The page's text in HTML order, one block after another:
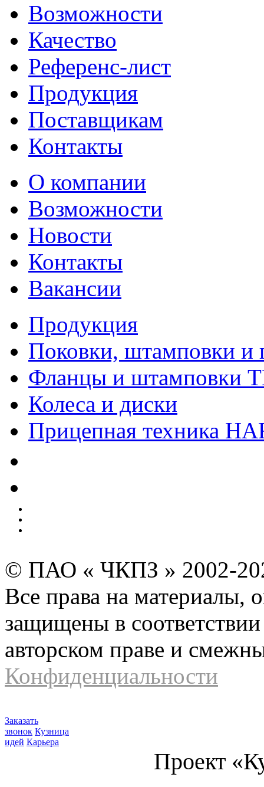
Возможности
Качество
Референс-лист
Продукция
Поставщикам
Контакты
О компании
Возможности
Новости
Контакты
Вакансии
Продукция
Поковки, штамповки и
Фланцы и штамповки
Колеса и диски
Прицепная техника
© ПАО « ЧКПЗ » 2002-
Все права на материалы,
защищены в соответствии
авторском праве и
Конфиденциальности
Заказать
звонок Кузница
идей Карьера
Проект